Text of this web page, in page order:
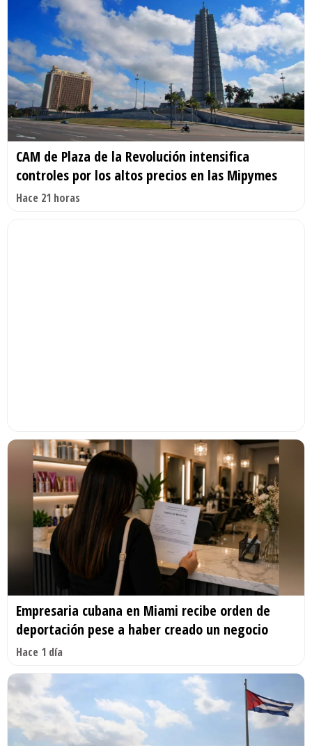
CAM de Plaza de la Revolución intensifica
controles por los altos precios en las Mipymes
Hace 21 horas
Empresaria cubana en Miami recibe orden de
deportación pese a haber creado un negocio
Hace 1 día